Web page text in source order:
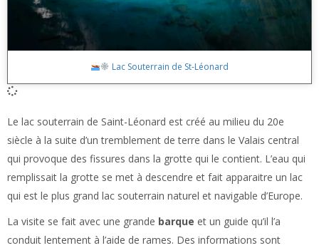
Lac Souterrain de St-Léonard
Le lac souterrain de Saint-Léonard est créé au milieu du 20e
siècle à la suite d’un tremblement de terre dans le Valais central
qui provoque des fissures dans la grotte qui le contient. L’eau qui
remplissait la grotte se met à descendre et fait apparaitre un lac
qui est le plus grand lac souterrain naturel et navigable d’Europe.
La visite se fait avec une grande barque et un guide qu’il l’a
conduit lentement à l’aide de rames. Des informations sont